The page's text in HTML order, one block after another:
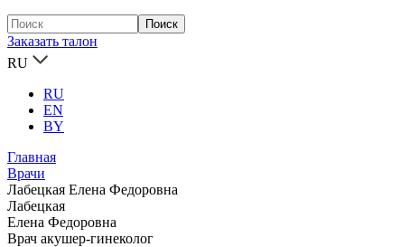
Заказать талон
RU
RU
EN
BY
Главная
Врачи
Лабецкая Елена Федоровна
Лабецкая
Елена Федоровна
Врач акушер-гинеколог